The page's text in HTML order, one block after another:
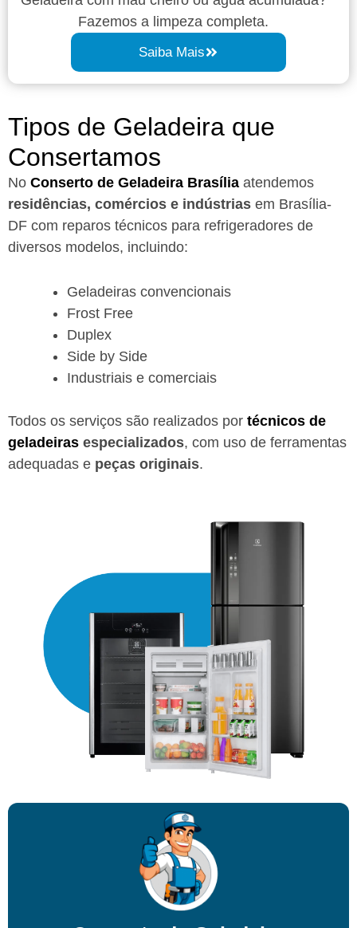
Fazemos a limpeza completa.
Saiba Mais
Tipos de Geladeira que
Consertamos
No Conserto de Geladeira Brasília atendemos
residências, comércios e indústrias em Brasília-
DF com reparos técnicos para refrigeradores de
diversos modelos, incluindo:
Geladeiras convencionais
Frost Free
Duplex
Side by Side
Industriais e comerciais
Todos os serviços são realizados por técnicos de
geladeiras especializados, com uso de ferramentas
adequadas e peças originais.